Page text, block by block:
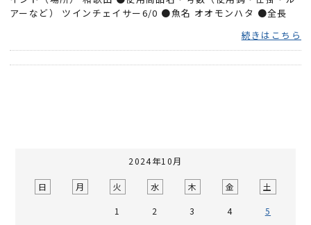
アーなど） ツインチェイサー6/0 ●魚名 オオモンハタ ●全長
続きはこちら
2024年10月
日 月 火 水 木 金 土
1 2 3 4
5